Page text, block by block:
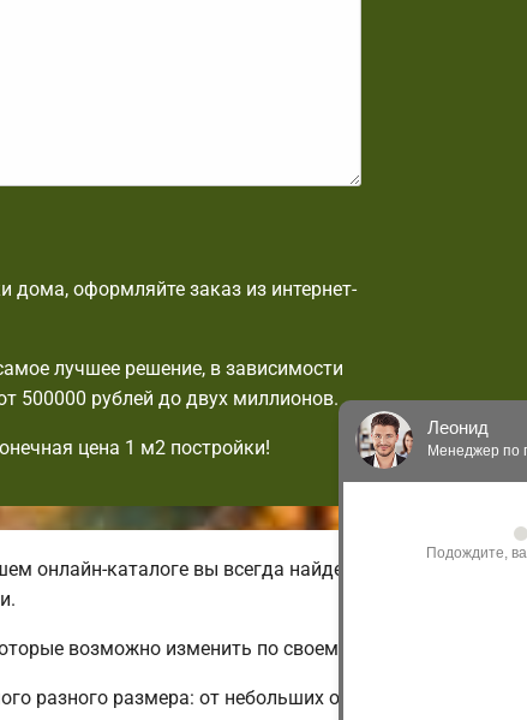
дома, оформляйте заказ из интернет-
лучшее решение, в зависимости
500000 рублей до двух миллионов.
цена 1 м2 постройки!
каталоге вы всегда найдете зимние и летние
возможно изменить по своему вкусу.
размера: от небольших одноэтажных и
Леонид
Менеджер по
Здравствуйте! Я
акциям и проектам.